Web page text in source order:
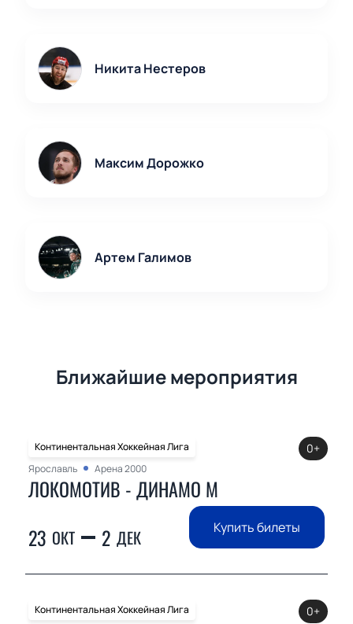
Никита Нестеров
Максим Дорожко
Артем Галимов
Ближайшие мероприятия
Континентальная Хоккейная Лига
Ярославль
Арена 2000
ЛОКОМОТИВ - ДИНАМО М
23 ОКТ 2 ДЕК
0+
Купить билеты
Континентальная Хоккейная Лига
0+